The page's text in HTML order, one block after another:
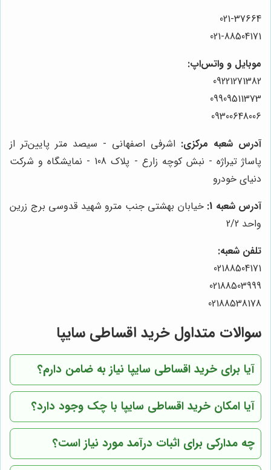
021-37664
021-88504171
موبایل و واتس‌اپ:
09221271382
09909511373
09300648006
آدرس شعبه مرکزی: اشرفی اصفهانی - سیصد متر پایین‌تر از
پاساژ تیراژه - نبش کوچه زارع - پلاک 108 - نمایشگاه و شرکت
دنیای خودرو
آدرس شعبه 1:
خیابان بهشتی جنب مترو شهید قدوسی برج زرین
واحد 2/2
تلفن شعبه:
02188504171
02188503999
02188538178
سوالات متداول خرید اقساطی سایپا
آیا برای خرید اقساطی سایپا نیاز به ضامن دارم؟
آیا امکان خرید اقساطی سایپا با چک وجود دارد؟
چه مدارکی برای اثبات درآمد مورد نیاز است؟